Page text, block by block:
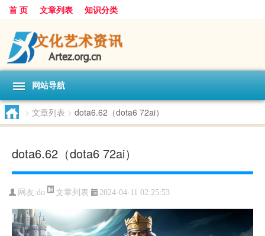
首 页 文章列表 知识分类
网站导航
> 文章列表 > dota6.62（dota6 72ai）
dota6.62（dota6 72ai）
网友:do 文章列表 2024-04-11 02:25:53